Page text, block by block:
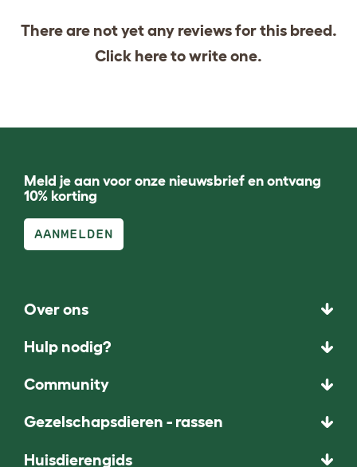
There are not yet any reviews for this breed.
Click hereto write one.
Meld je aan voor onze nieuwsbrief en ontvang
10% korting
AANMELDEN
Over ons
Hulp nodig?
Community
Gezelschapsdieren - rassen
Huisdierengids